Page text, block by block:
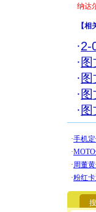
纳达
【相
·2-
·
·
·
·